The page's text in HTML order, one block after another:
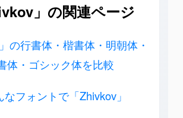
」の関連ページ
の行書体・楷書体・明朝体・
体・ゴシック体を比較
なフォントで「Zhivkov」